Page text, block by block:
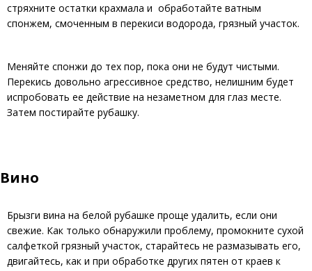
стряхните остатки крахмала и обработайте ватным
спонжем, смоченным в перекиси водорода, грязный участок.
Меняйте спонжи до тех пор, пока они не будут чистыми.
Перекись довольно агрессивное средство, нелишним будет
испробовать ее действие на незаметном для глаз месте.
Затем постирайте рубашку.
Вино
Брызги вина на белой рубашке проще удалить, если они
свежие. Как только обнаружили проблему, промокните сухой
салфеткой грязный участок, старайтесь не размазывать его,
двигайтесь, как и при обработке других пятен от краев к